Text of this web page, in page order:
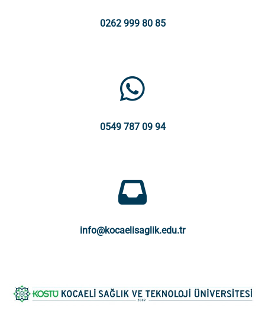
0262 999 80 85
0549 787 09 94
info@kocaelisaglik.edu.tr